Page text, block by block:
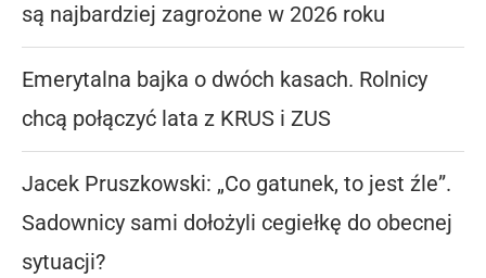
są najbardziej zagrożone w 2026 roku
Emerytalna bajka o dwóch kasach. Rolnicy
chcą połączyć lata z KRUS i ZUS
Jacek Pruszkowski: „Co gatunek, to jest źle”.
Sadownicy sami dołożyli cegiełkę do obecnej
sytuacji?